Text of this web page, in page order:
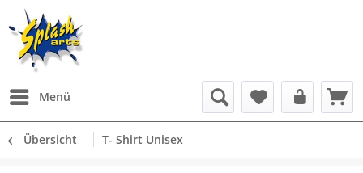
Menü
Übersicht T- Shirt Unisex